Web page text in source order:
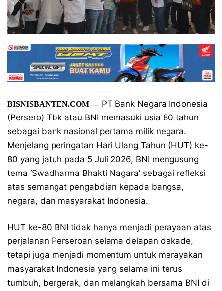
BISNISBANTEN.COM —PT Bank Negara Indonesia
(Persero) Tbk atau BNI memasuki usia 80 tahun
sebagai bank nasional pertama milik negara.
Menjelang peringatan Hari Ulang Tahun (HUT) ke-
80 yang jatuh pada 5 Juli 2026, BNI mengusung
tema ‘Swadharma Bhakti Nagara’ sebagai refleksi
atas semangat pengabdian kepada bangsa,
negara, dan masyarakat Indonesia.
HUT ke-80 BNI tidak hanya menjadi perayaan atas
perjalanan Perseroan selama delapan dekade,
tetapi juga menjadi momentum untuk merayakan
masyarakat Indonesia yang selama ini terus
tumbuh, bergerak, dan melangkah bersama BNI di